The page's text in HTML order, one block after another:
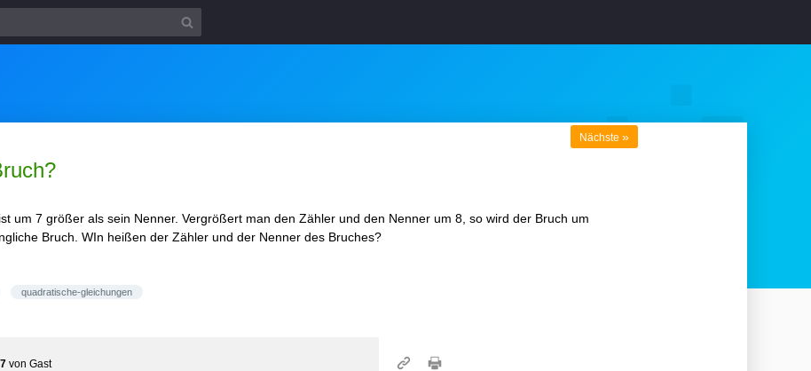
Nächste »
um 7 größer als sein Nenner. Vergrößert man den Zähler und den Nenner um 8, so wird der Bruch um
Bruch. WIn heißen der Zähler und der Nenner des Bruches?
quadratische-gleichungen
von Gast